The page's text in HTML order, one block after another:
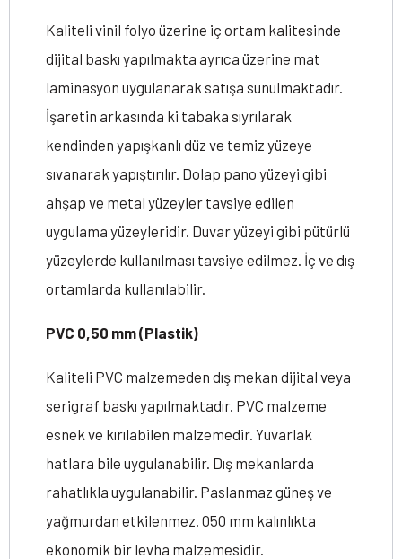
Kaliteli vinil folyo üzerine iç ortam kalitesinde
dijital baskı yapılmakta ayrıca üzerine mat
laminasyon uygulanarak satışa sunulmaktadır.
İşaretin arkasında ki tabaka sıyrılarak
kendinden yapışkanlı düz ve temiz yüzeye
sıvanarak yapıştırılır. Dolap pano yüzeyi gibi
ahşap ve metal yüzeyler tavsiye edilen
uygulama yüzeyleridir. Duvar yüzeyi gibi pütürlü
yüzeylerde kullanılması tavsiye edilmez. İç ve dış
ortamlarda kullanılabilir.
PVC 0,50 mm (Plastik)
Kaliteli PVC malzemeden dış mekan dijital veya
serigraf baskı yapılmaktadır. PVC malzeme
esnek ve kırılabilen malzemedir. Yuvarlak
hatlara bile uygulanabilir. Dış mekanlarda
rahatlıkla uygulanabilir. Paslanmaz güneş ve
yağmurdan etkilenmez. 050 mm kalınlıkta
ekonomik bir levha malzemesidir.